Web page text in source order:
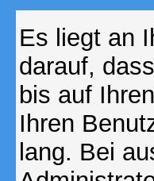
Es liegt an
darauf,
bis auf
Ihren
lang. Bei